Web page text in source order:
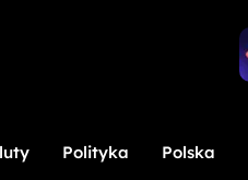
Polityka Polska